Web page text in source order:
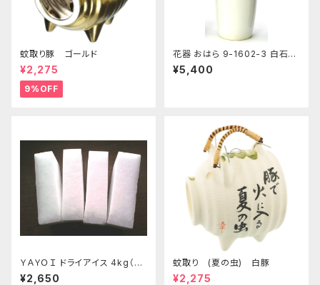
蚊取り豚 ゴールド
¥2,275
9%OFF
花器 おはら 9-1602-3 白石投
入 白 花瓶 フラワーベース
¥5,400
ＹＡＹＯＩ ドライアイス 4kg（出
荷時5kg弱）
¥2,650
蚊取り (夏の虫) 白豚
¥2,275